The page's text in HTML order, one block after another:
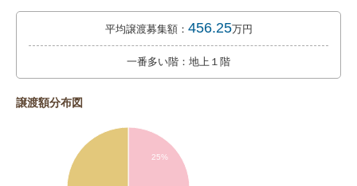
平均譲渡募集額： 456.25万円
一番多い階：地上１階
譲渡額分布図
25%